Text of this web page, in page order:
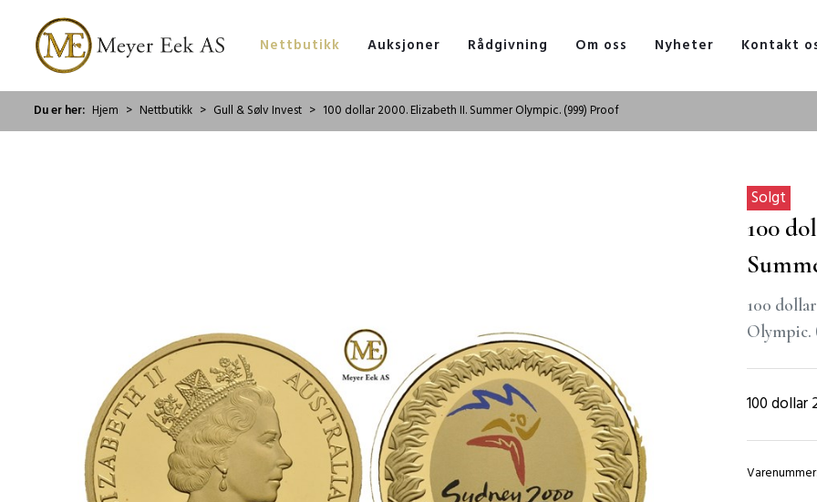
Nettbutikk Auksjoner Rådgivning Om oss Nyheter Kontakt
Du er her: Hjem Nettbutikk Gull & Sølv Invest 100 dollar 2000. Elizabeth II. Summer Olympic. (999) Proof
Solgt
100
100
Olympic.
100 dollar